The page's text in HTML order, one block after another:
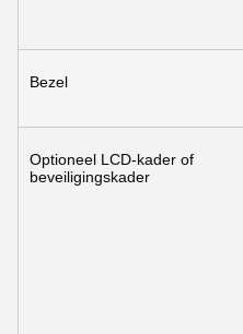
Bezel
Optioneel LCD-kader of
beveiligingskader